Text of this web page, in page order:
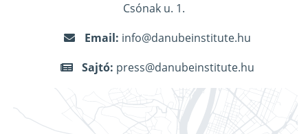
Csónak u. 1.
Email: info@danubeinstitute.hu
Sajtó: press@danubeinstitute.hu